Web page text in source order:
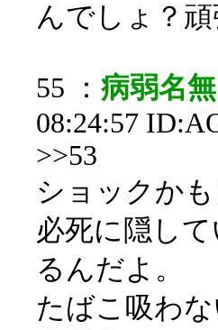
んでしょ？
55 ： 病弱名
08:24:57
>>53
ショックか
必死に隠し
るんだよ。
たばこ吸わな